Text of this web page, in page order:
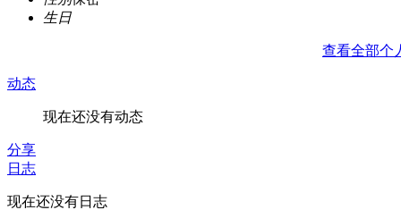
生日
查看全部个
动态
现在还没有动态
分享
日志
现在还没有日志